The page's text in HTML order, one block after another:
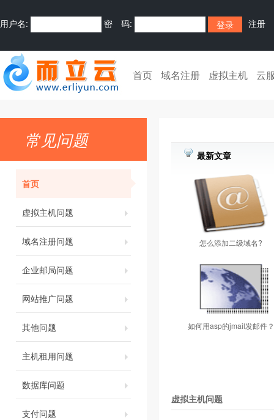
用户名: 密 码: 注册
首页 域名注册 虚拟主机 云
常见问题
首页
虚拟主机问题
域名注册问题
企业邮局问题
网站推广问题
其他问题
主机租用问题
数据库问题
支付问题
最新文章
怎么添加二级域名?
如何用asp的jmail发邮件？
虚拟主机问题